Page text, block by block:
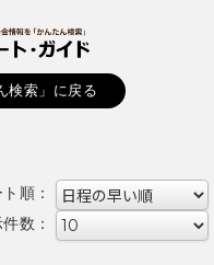
検索」に戻る
順：
数：